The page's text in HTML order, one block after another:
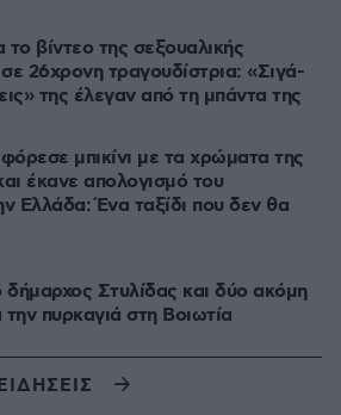
βίντεο της σεξουαλικής
26χρονη τραγουδίστρια: «Σιγά-
της έλεγαν από τη μπάντα της
μπικίνι με τα χρώματα της
έκανε απολογισμό του
Ελλάδα: Ένα ταξίδι που δεν θα
Στυλίδας και δύο ακόμη
πυρκαγιά στη Βοιωτία